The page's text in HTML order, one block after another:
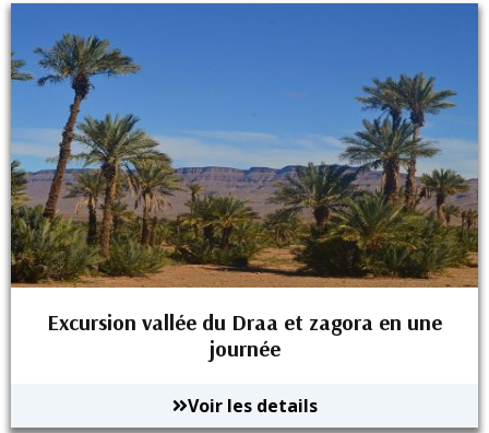
Excursion vallée du Draa et zagora en une
journée
Voir les details